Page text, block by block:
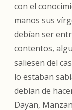
con el
manos sus
debían ser
contentos,
saliesen del
lo estaban
debían de
Dayan,